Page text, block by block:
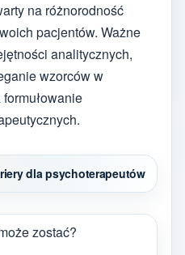
na różnorodność
pacjentów. Ważne
analitycznych,
wzorców w
dla psychoterapeutów